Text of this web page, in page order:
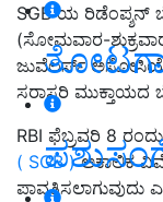
SGB ​​ಯ ರಿಡೆಂಪ್ಶನ್
(ಸೋಮವಾರ-
ಜುವೆಲರ್ಸ್
ಸರಾಸರಿ ಮುಕ್ತಾಯದ
RBI ಫೆಬ್ರವರಿ 8
( SGB )ಅಕಾಲಿಕ
ಪಾವತಿಸಲಾಗುವುದು